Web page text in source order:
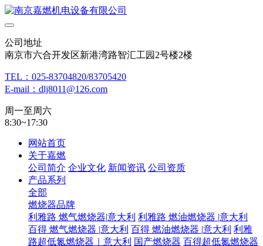
公司地址
南京市六合开发区新港湾路智汇工园2号楼2楼
TEL：025-83704820/83705420
E-mail：dlj8011@126.com
周一至周六
8:30~17:30
网站首页
关于嘉燃
公司简介 企业文化 新闻资讯 公司资质
产品系列
全部
燃烧器品牌
利雅路 燃气燃烧器|意大利 利雅路 燃油燃烧器 |意大利
百得 燃气燃烧器 |意大利 百得 燃油燃烧器 |意大利 利雅
路超低氮燃烧器｜意大利 国产燃烧器 百得超低氮燃烧器